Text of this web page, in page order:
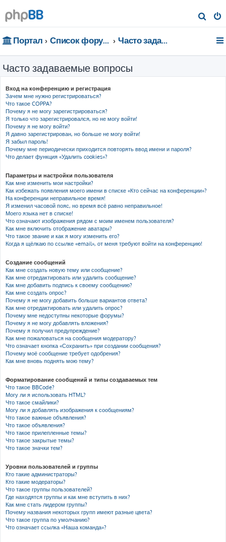
о
Портал Список форумов Часто задаваемые вопросы
Часто задаваемые вопросы
Вход на конференцию и регистрация
Зачем мне нужно регистрироваться?
Что такое COPPA?
Почему я не могу зарегистрироваться?
Я только что зарегистрировался, но не могу войти!
Почему я не могу войти?
Я давно зарегистрирован, но больше не могу войти!
Я забыл пароль!
Почему мне периодически приходится повторять ввод имени и пароля?
Что делает функция «Удалить cookies»?
Параметры и настройки пользователя
Как мне изменить мои настройки?
Как избежать появления моего имени в списке «Кто сейчас на конференции»?
На конференции неправильное время!
Я изменил часовой пояс, но время всё равно неправильное!
Моего языка нет в списке!
Что означают изображения рядом с моим именем пользователя?
Как мне включить отображение аватары?
Что такое звание и как я могу изменить его?
Когда я щёлкаю по ссылке «email», от меня требуют войти на конференцию!
Создание сообщений
Как мне создать новую тему или сообщение?
Как мне отредактировать или удалить сообщение?
Как мне добавить подпись к своему сообщению?
Как мне создать опрос?
Почему я не могу добавить больше вариантов ответа?
Как мне отредактировать или удалить опрос?
Почему мне недоступны некоторые форумы?
Почему я не могу добавлять вложения?
Почему я получил предупреждение?
Как мне пожаловаться на сообщения модератору?
Что означает кнопка «Сохранить» при создании сообщения?
Почему моё сообщение требует одобрения?
Как мне вновь поднять мою тему?
Форматирование сообщений и типы создаваемых тем
Что такое BBCode?
Могу ли я использовать HTML?
Что такое смайлики?
Могу ли я добавлять изображения к сообщениям?
Что такое важные объявления?
Что такое объявления?
Что такое прилепленные темы?
Что такое закрытые темы?
Что такое значки тем?
Уровни пользователей и группы
Кто такие администраторы?
Кто такие модераторы?
Что такое группы пользователей?
Где находятся группы и как мне вступить в них?
Как мне стать лидером группы?
Почему названия некоторых групп имеют разные цвета?
Что такое группа по умолчанию?
Что означает ссылка «Наша команда»?